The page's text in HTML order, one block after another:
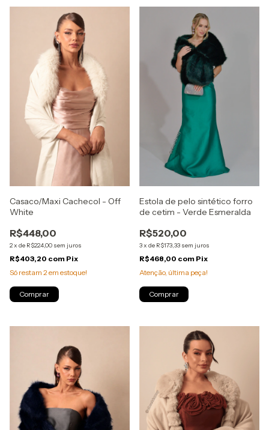
Casaco/Maxi Cachecol - Off
White
R$448,00
2x de R$224,00 sem juros
R$403,20 com Pix
Só restam 2 em estoque!
Comprar
Estola de pelo sintético forro
de cetim - Verde Esmeralda
R$520,00
3x de R$173,33 sem juros
R$468,00 com Pix
Atenção, última peça!
Comprar